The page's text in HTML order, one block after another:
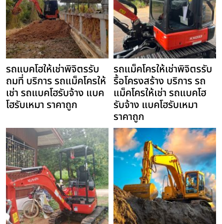
รถแบคโฮให้เช่าพิจิตรรับ
ถมที่ บริการ รถแม็คโครให้
เช่า รถแบคโฮรับจ้าง แบค
โฮรับเหมา ราคาถูก
รถแม็คโครให้เช่าพิจิตรรับ
รื้อโครงสร้าง บริการ รถ
แม็คโครให้เช่า รถแบคโฮ
รับจ้าง แบคโฮรับเหมา
ราคาถูก